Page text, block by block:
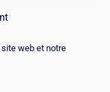
web et notre